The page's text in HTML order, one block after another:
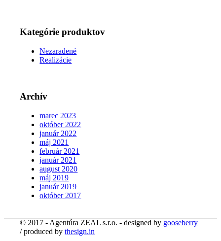
Kategórie produktov
Nezaradené
Realizácie
Archív
marec 2023
október 2022
január 2022
máj 2021
február 2021
január 2021
august 2020
máj 2019
január 2019
október 2017
© 2017 - Agentúra ZEAL s.r.o. - designed by gooseberry
/ produced bythesign.in